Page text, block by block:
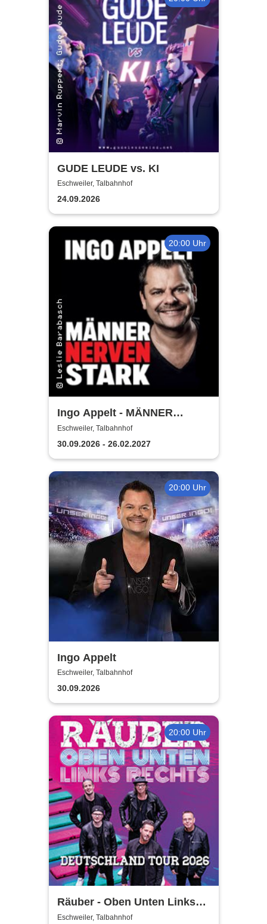
GUDE LEUDE vs. KI
Eschweiler, Talbahnhof
24.09.2026
20:00 Uhr
Ingo Appelt - MÄNNER
NERVEN STARK
Eschweiler, Talbahnhof
30.09.2026 - 26.02.2027
20:00 Uhr
Ingo Appelt
Eschweiler, Talbahnhof
30.09.2026
20:00 Uhr
Räuber - Oben Unten Links
Rechts
Eschweiler, Talbahnhof